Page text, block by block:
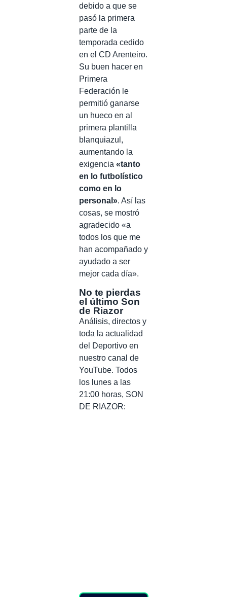
debido a que se
pasó la primera
parte de la
temporada cedido
en el CD Arenteiro.
Su buen hacer en
Primera
Federación le
permitió ganarse
un hueco en al
primera plantilla
blanquiazul,
aumentando la
exigencia «tanto
en lo futbolístico
como en lo
personal». Así las
cosas, se mostró
agradecido «a
todos los que me
han acompañado y
ayudado a ser
mejor cada día».
No te pierdas
el último Son
de Riazor
Análisis, directos y
toda la actualidad
del Deportivo en
nuestro canal de
YouTube. Todos
los lunes a las
21:00 horas, SON
DE RIAZOR: